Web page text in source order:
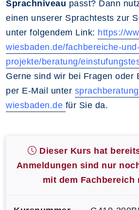
Sprachniveau passt? Dann
einen unserer Sprachtests zur
unter folgendem Link: https://
wiesbaden.de/fachbereiche-
projekte/beratung/
Gerne sind wir bei Fragen oder
per E-Mail unter
wiesbaden.de für Sie da.
Dieser Kurs hat
Anmeldungen sind nur
mit dem Fachbereich